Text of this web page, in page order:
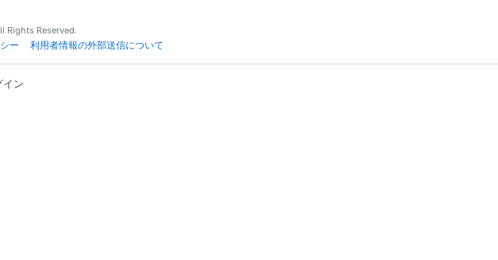
Rights Reserved.
ー 利用者情報の外部送信について
イン